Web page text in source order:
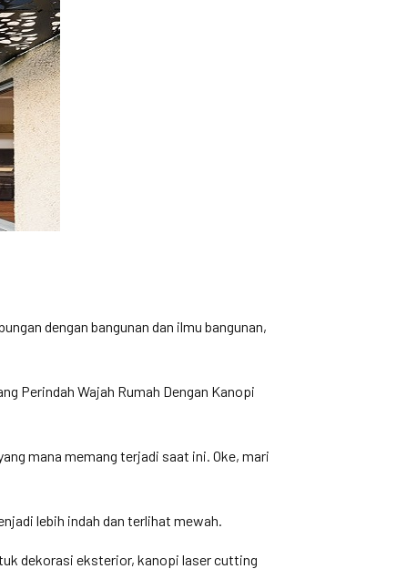
dengan bangunan dan ilmu bangunan,
Perindah Wajah Rumah Dengan Kanopi
mana memang terjadi saat ini. Oke, mari
lebih indah dan terlihat mewah.
dekorasi eksterior, kanopi laser cutting